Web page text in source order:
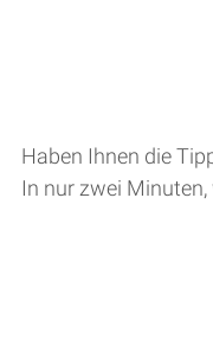
Haben Ihnen die
In nur zwei